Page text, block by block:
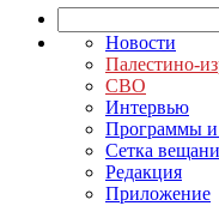
Новости
Палестино-
СВО
Интервью
Программы
Сетка
Редакция
Приложение